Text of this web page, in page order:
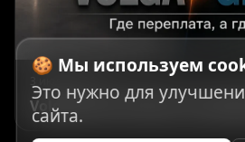
Volga против Geely: где
🍪 Мы используем
Это нужно для
сайта.